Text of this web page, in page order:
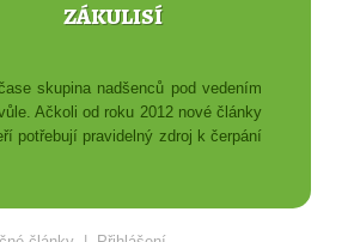
ZÁKULISÍ
skupina nadšenců pod vedením
Ačkoli od roku 2012 nové články
potřebují pravidelný zdroj k čerpání